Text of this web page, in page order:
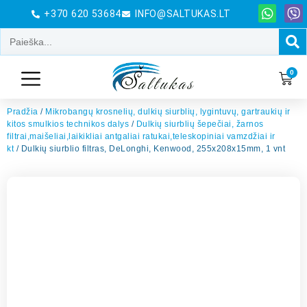
+370 620 53684 INFO@SALTUKAS.LT
0
Pradžia / Mikrobangų krosnelių, dulkių siurblių, lygintuvų, gartraukių ir
kitos smulkios technikos dalys / Dulkių siurblių šepečiai, žarnos
filtrai,maišeliai,laikikliai antgaliai ratukai,teleskopiniai vamzdžiai ir
kt/ Dulkių siurblio filtras, DeLonghi, Kenwood, 255x208x15mm, 1 vnt